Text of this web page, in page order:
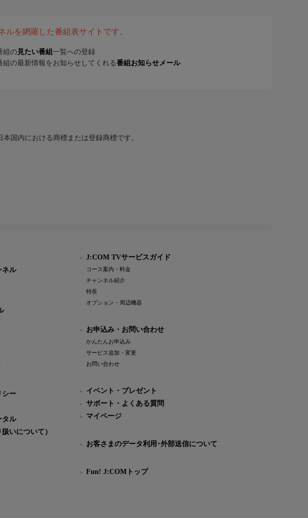
ルを網羅した番組表サイトです。
組の 見たい番組 一覧への登録
組の最新情報をお知らせしてくれる番組お知らせメール
国内における商標または登録商標です。
ネル
シー
タル
いについて）
J:COM TVサービスガイド
コース案内・料金
チャンネル紹介
特長
オプション・周辺機器
お申込み・お問い合わせ
かんたんお申込み
サービス追加・変更
お問い合わせ
イベント・プレゼント
サポート・よくある質問
マイページ
お客さまのデータ利用･外部送信について
Fun! J:COMトップ